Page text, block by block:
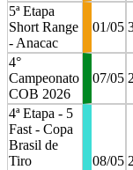
5ª Etapa
Short Range
- Anacac
01/05
4°
Campeonato
COB 2026
07/05
4ª Etapa - 5
Fast - Copa
Brasil de
Tiro
08/05